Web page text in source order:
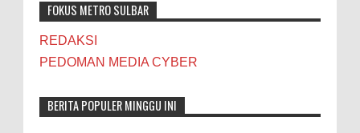
FOKUS METRO SULBAR
REDAKSI
PEDOMAN MEDIA CYBER
BERITA POPULER MINGGU INI